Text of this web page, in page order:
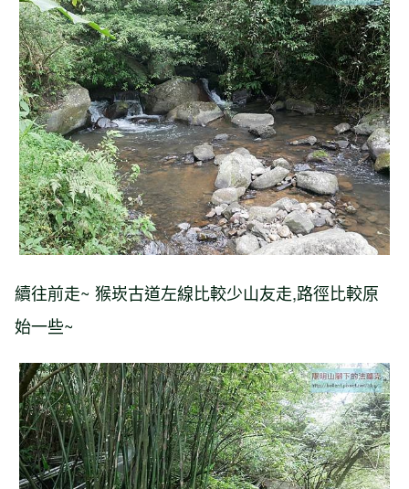
續往前走~ 猴崁古道左線比較少山友走,路徑比較原
始一些~